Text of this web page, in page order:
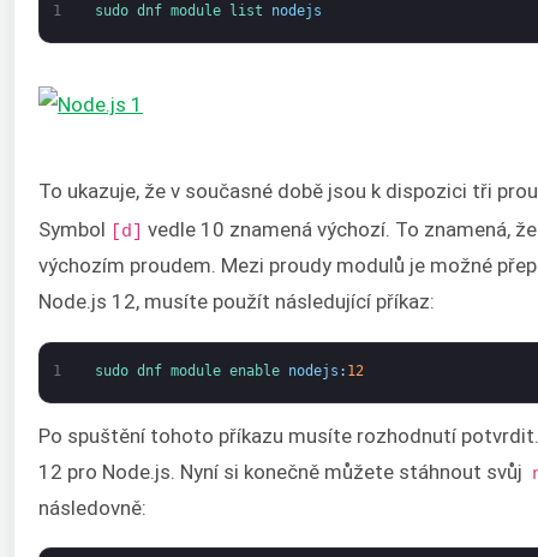
1 sudo dnf module list nodejs
To ukazuje, že v současné době jsou k dispozici tři
Symbol
[d]
vedle 10 znamená výchozí. To znamená,
výchozím proudem. Mezi proudy modulů je možné
Node.js 12, musíte použít následující příkaz:
1 sudo dnf module enable nodejs : 12
Po spuštění tohoto příkazu musíte rozhodnutí
12 pro Node.js. Nyní si konečně můžete stáhnout svůj
následovně: